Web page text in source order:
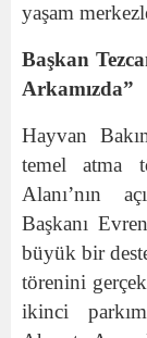
yaşam
Başkan
Arkamızda”
Hayvan
temel atma
Alanı’nın
Başkanı
büyük bir
törenini
ikinci